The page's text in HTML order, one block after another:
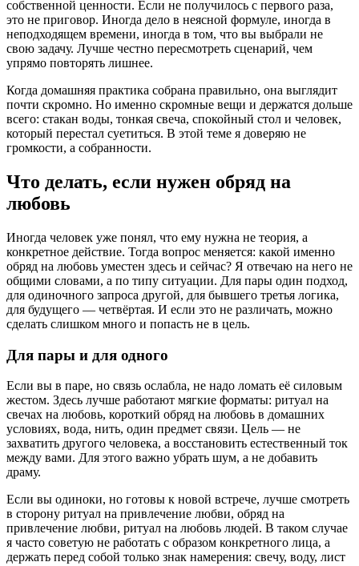
собственной ценности. Если не получилось с первого раза,
это не приговор. Иногда дело в неясной формуле, иногда в
неподходящем времени, иногда в том, что вы выбрали не
свою задачу. Лучше честно пересмотреть сценарий, чем
упрямо повторять лишнее.
Когда домашняя практика собрана правильно, она выглядит
почти скромно. Но именно скромные вещи и держатся дольше
всего: стакан воды, тонкая свеча, спокойный стол и человек,
который перестал суетиться. В этой теме я доверяю не
громкости, а собранности.
Что делать, если нужен обряд на
любовь
Иногда человек уже понял, что ему нужна не теория, а
конкретное действие. Тогда вопрос меняется: какой именно
обряд на любовь уместен здесь и сейчас? Я отвечаю на него не
общими словами, а по типу ситуации. Для пары один подход,
для одиночного запроса другой, для бывшего третья логика,
для будущего — четвёртая. И если это не различать, можно
сделать слишком много и попасть не в цель.
Для пары и для одного
Если вы в паре, но связь ослабла, не надо ломать её силовым
жестом. Здесь лучше работают мягкие форматы: ритуал на
свечах на любовь, короткий обряд на любовь в домашних
условиях, вода, нить, один предмет связи. Цель — не
захватить другого человека, а восстановить естественный ток
между вами. Для этого важно убрать шум, а не добавить
драму.
Если вы одиноки, но готовы к новой встрече, лучше смотреть
в сторону ритуал на привлечение любви, обряд на
привлечение любви, ритуал на любовь людей. В таком случае
я часто советую не работать с образом конкретного лица, а
держать перед собой только знак намерения: свечу, воду, лист